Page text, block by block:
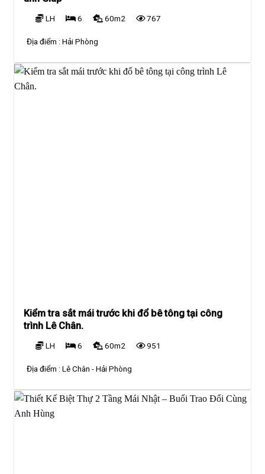
LH 6 60m2 767
Địa điểm :Hải Phòng
Kiểm tra sắt mái trước khi đổ bê tông tại công
trình Lê Chân.
LH 6 60m2 951
Địa điểm :Lê Chân - Hải Phòng